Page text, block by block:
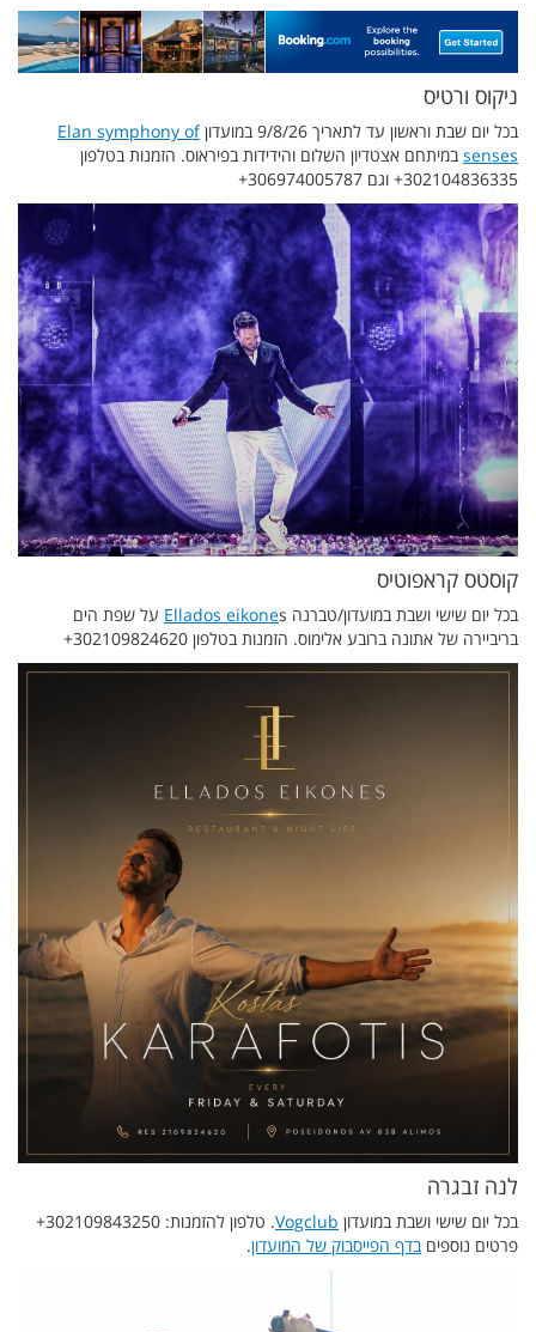
ניקוס ורטיס
בכל יום שבת וראשון עד לתאריך 9/8/26 במועדון
Elan symphony of
sensesבמיתחם אצטדיון השלום והידידות בפיראוס. הזמנות בטלפון
302104836335+ וגם 306974005787+
קוסטס קראפוטיס
בכל יום שישי ושבת במועדון/טברנה Ellados eikone s על שפת הים
בריביירה של אתונה ברובע אלימוס. הזמנות בטלפון 302109824620+
לנה זבגרה
בכל יום שישי ושבת במועדון Vogclub
. טלפון להזמנות: 302109843250+
פרטים נוספיםבדף הפייסבוק של המועדון.